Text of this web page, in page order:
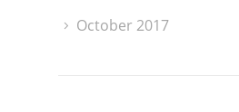
October 2017